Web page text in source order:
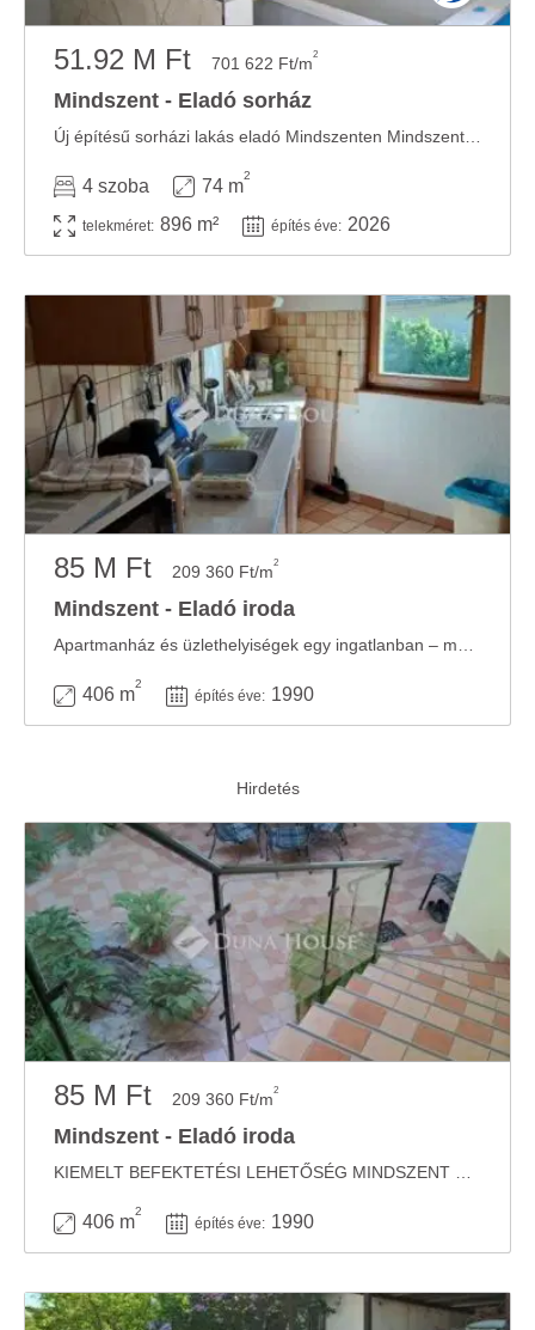
51.92 M Ft 701 622 Ft/m2
Mindszent - Eladó sorház
4 szoba 74 m
2
telekméret: 896 m² építés éve: 2026
85 M Ft 209 360 Ft/m2
Mindszent - Eladó iroda
406 m
2
építés éve: 1990
85 M Ft 209 360 Ft/m2
Mindszent - Eladó iroda
406 m
2
építés éve: 1990